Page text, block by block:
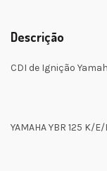
Descrição
CDI de Ignição
YAMAHA YBR 125 K/